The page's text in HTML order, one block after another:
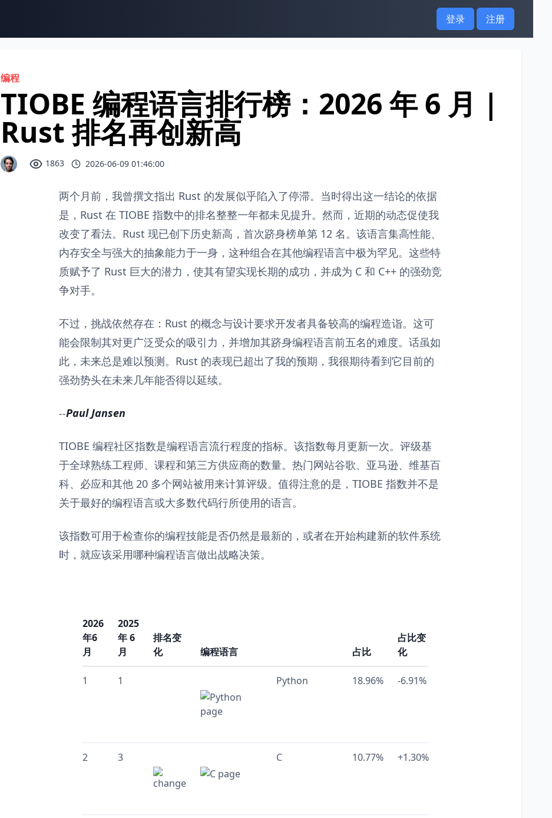
登录 注册
编程
TIOBE 编程语言排行榜：2026 年 6 月 |
Rust 排名再创新高
1863 2026-06-09 01:46:00
两个月前，我曾撰文指出 Rust 的发展似乎陷入了停滞。当时得出这一结论的依据
是，Rust 在 TIOBE 指数中的排名整整一年都未见提升。然而，近期的动态促使我
改变了看法。Rust 现已创下历史新高，首次跻身榜单第 12 名。该语言集高性能、
内存安全与强大的抽象能力于一身，这种组合在其他编程语言中极为罕见。这些特
质赋予了 Rust 巨大的潜力，使其有望实现长期的成功，并成为 C 和 C++ 的强劲竞
争对手。
不过，挑战依然存在：Rust 的概念与设计要求开发者具备较高的编程造诣。这可
能会限制其对更广泛受众的吸引力，并增加其跻身编程语言前五名的难度。话虽如
此，未来总是难以预测。Rust 的表现已超出了我的预期，我很期待看到它目前的
强劲势头在未来几年能否得以延续。
--Paul Jansen
TIOBE 编程社区指数是编程语言流行程度的指标。该指数每月更新一次。评级基
于全球熟练工程师、课程和第三方供应商的数量。热门网站谷歌、亚马逊、维基百
科、必应和其他 20 多个网站被用来计算评级。值得注意的是，TIOBE 指数并不是
关于最好的编程语言或大多数代码行所使用的语言。
该指数可用于检查你的编程技能是否仍然是最新的，或者在开始构建新的软件系统
时，就应该采用哪种编程语言做出战略决策。
2026
年6
月
2025
年 6
月
排名变
化
编程语言 占比
占比变
化
1 1 Python 18.96% -6.91%
2 3 C 10.77% +1.30%